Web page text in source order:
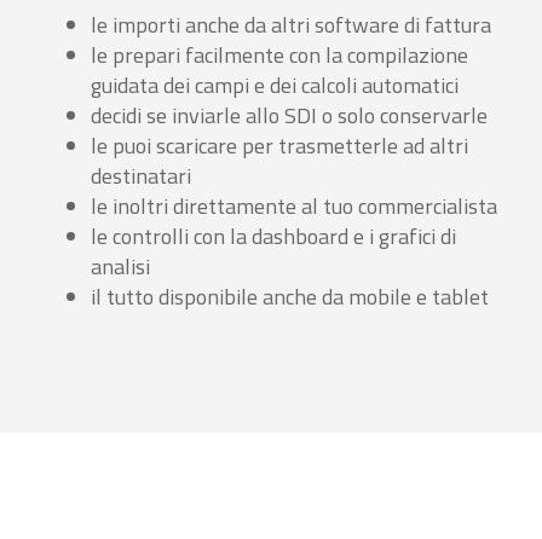
le importi anche da altri software di fattura
le prepari facilmente con la compilazione
guidata dei campi e dei calcoli automatici
decidi se inviarle allo SDI o solo conservarle
le puoi scaricare per trasmetterle ad altri
destinatari
le inoltri direttamente al tuo commercialista
le controlli con la dashboard e i grafici di
analisi
il tutto disponibile anche da mobile e tablet